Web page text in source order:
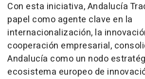
Con esta iniciativa, Andalucía
papel como agente clave en la
internacionalización, la
cooperación empresarial,
Andalucía como un nodo
ecosistema europeo de